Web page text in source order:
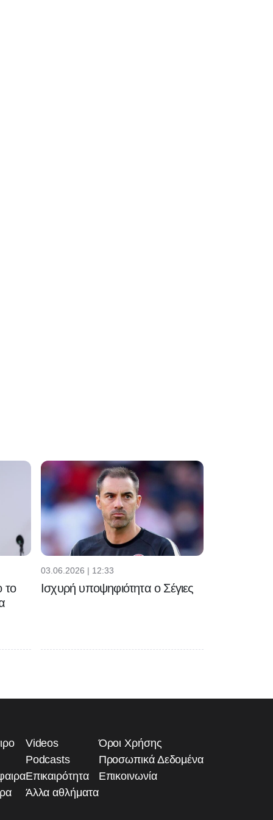
το
03.06.2026 | 12:33
Ισχυρή υποψηφιότητα ο Σέγιες
Videos
Podcasts
Επικαιρότητα
Άλλα αθλήματα
Όροι Χρήσης
Προσωπικά Δεδομένα
Επικοινωνία